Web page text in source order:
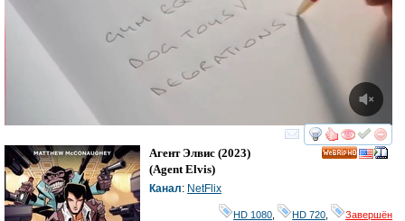
смотреть
Агент Элвис (2023)
(Agent Elvis)
Канал: NetFlix
HD 1080 HD 720 Завершён